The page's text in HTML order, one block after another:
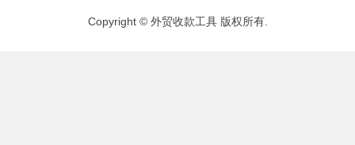
Copyright © 外贸收款工具 版权所有.